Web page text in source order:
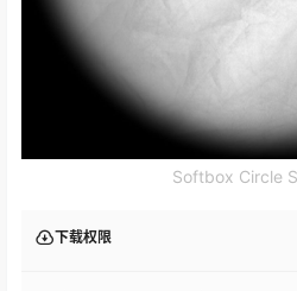
Softbox Circle
下载权限